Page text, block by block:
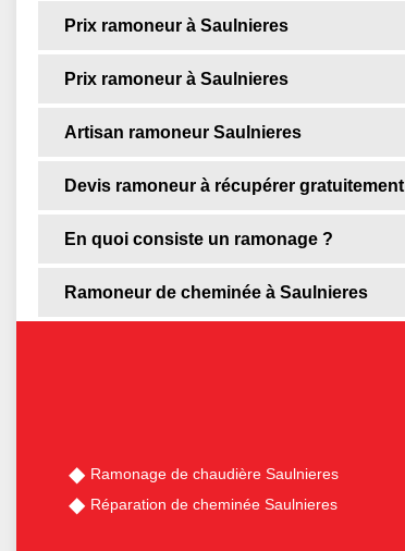
Prix ramoneur à Saulnieres
Prix ramoneur à Saulnieres
Artisan ramoneur Saulnieres
Devis ramoneur à récupérer gratuitement
En quoi consiste un ramonage ?
Ramoneur de cheminée à Saulnieres
Ramonage de chaudière Saulnieres
Réparation de cheminée Saulnieres